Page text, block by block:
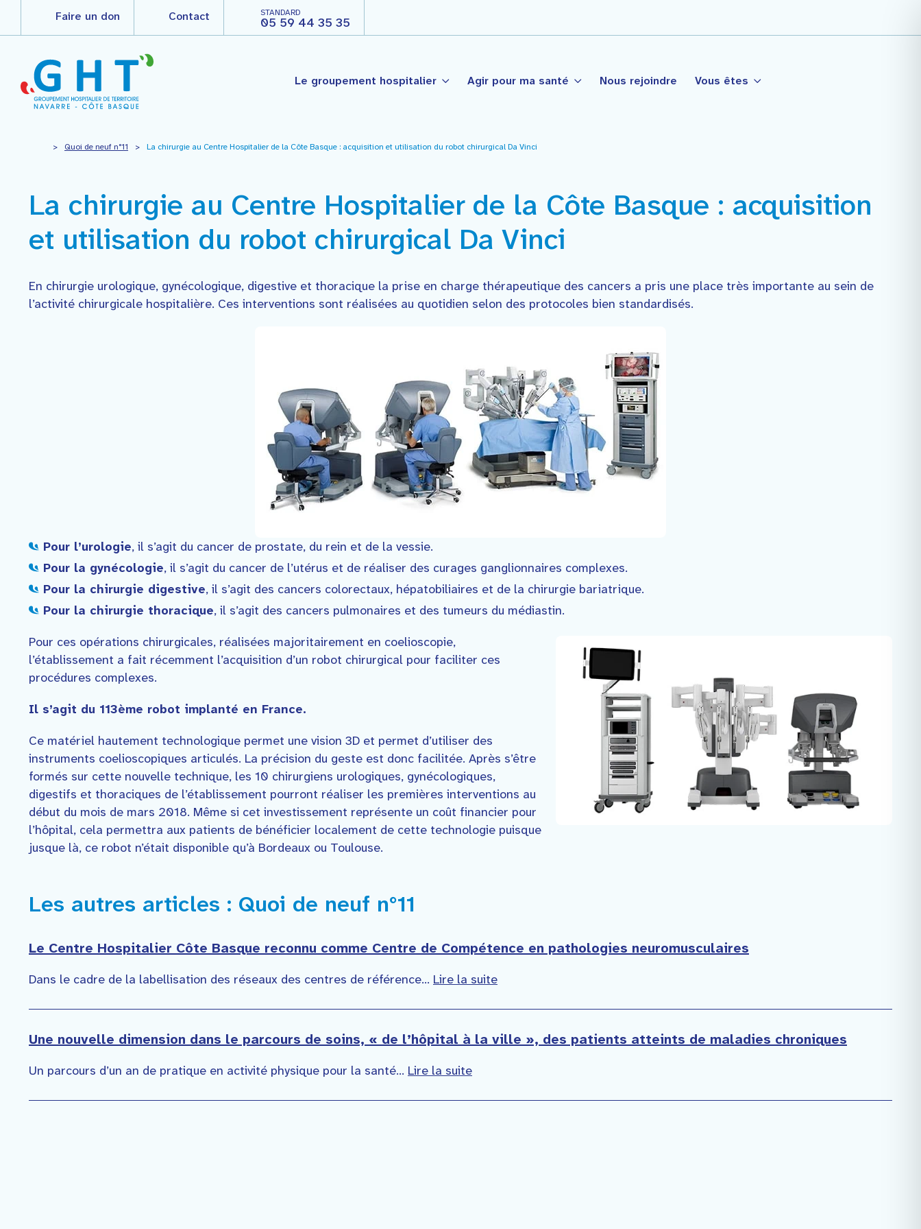
Faire un don Contact STANDARD
05 59 44 35 35
Le groupement hospitalier
Les différents établissements
Le Centre Hospitalier de Saint-Palais
L’Etablissement Public de Santé de Garazi
L’EHPAD Jean Dithurbide
Nos engagements
Agir pour ma santé
Espace thématique
Nous rejoindre Vous êtes
Professionnels
“Quoi de neuf ?”
icance – institut de cancérologie
Le groupement hospitalier
Agir pour ma santé
Vous êtes professionnels
> Quoi de neuf n°11 > La chirurgie au Centre Hospitalier de la Côte Basque : acquisition et utilisation du robot chirurgical Da Vinci
La chirurgie au Centre Hospitalier de la Côte Basque : acquisition
et utilisation du robot chirurgical Da Vinci
En chirurgie urologique, gynécologique, digestive et thoracique la prise en charge thérapeutique des cancers a pris une place très importante au sein de
l’activité chirurgicale hospitalière. Ces interventions sont réalisées au quotidien selon des protocoles bien standardisés.
Pour l’urologie, il s’agit du cancer de prostate, du rein et de la vessie.
Pour la gynécologie, il s’agit du cancer de l’utérus et de réaliser des curages ganglionnaires complexes.
Pour la chirurgie digestive, il s’agit des cancers colorectaux, hépatobiliaires et de la chirurgie bariatrique.
Pour la chirurgie thoracique, il s’agit des cancers pulmonaires et des tumeurs du médiastin.
Pour ces opérations chirurgicales, réalisées majoritairement en coelioscopie,
l’établissement a fait récemment l’acquisition d’un robot chirurgical pour faciliter ces
procédures complexes.
Il s’agit du 113ème robot implanté en France.
Ce matériel hautement technologique permet une vision 3D et permet d’utiliser des
instruments coelioscopiques articulés. La précision du geste est donc facilitée. Après s’être
formés sur cette nouvelle technique, les 10 chirurgiens urologiques, gynécologiques,
digestifs et thoraciques de l’établissement pourront réaliser les premières interventions au
début du mois de mars 2018. Même si cet investissement représente un coût financier pour
l’hôpital, cela permettra aux patients de bénéficier localement de cette technologie puisque
jusque là, ce robot n’était disponible qu’à Bordeaux ou Toulouse.
Les autres articles : Quoi de neuf n°11
Le Centre Hospitalier Côte Basque reconnu comme Centre de Compétence en pathologies neuromusculaires
Dans le cadre de la labellisation des réseaux des centres de référence... Lire la suite
Une nouvelle dimension dans le parcours de soins, « de l’hôpital à la ville », des patients atteints de maladies chroniques
Un parcours d’un an de pratique en activité physique pour la santé... Lire la suite